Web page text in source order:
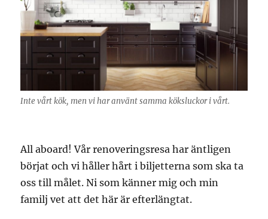
Inte vårt kök, men vi har använt samma köksluckor i vårt.
All aboard! Vår renoveringsresa har äntligen
börjat och vi håller hårt i biljetterna som ska ta
oss till målet. Ni som känner mig och min
familj vet att det här är efterlängtat.